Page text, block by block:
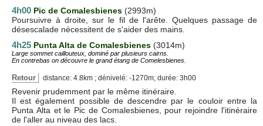
4h00 Pic de Comalesbienes (2993m)
Poursuivre à droite, sur le fil de l'arête. Quelques passage de
désescalade nécessitent de s'aider des mains.
4h25 Punta Alta de Comalesbienes (3014m)
Large sommet caillouteux, dominé par plusieurs cairns.
En contrebas on découvre le grand étang de Comelesbienes.
Retour distance: 4.8km ; dénivelé: -1270m; durée: 3h00
Revenir prudemment par le même itinéraire.
Il est également possible de descendre par le couloir entre la
Punta Alta et le Pic de Comalesbienes, pour rejoindre l'itinéraire
de l'aller au niveau des lacs.